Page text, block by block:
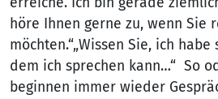
höre Ihnen gerne zu, wenn Sie
möchten.“„Wissen Sie, ich
dem ich sprechen kann…“ So
beginnen immer wieder